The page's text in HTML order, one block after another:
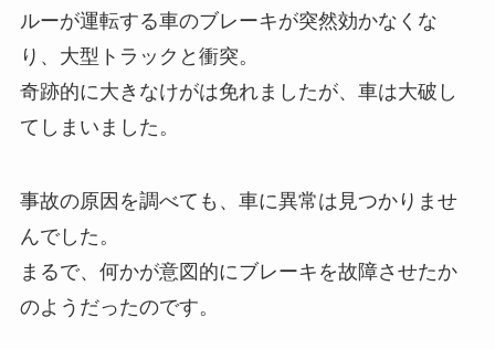
ルーが運転する車のブレーキが突然効かなくな
り、大型トラックと衝突。
奇跡的に大きなけがは免れましたが、車は大破し
てしまいました。
事故の原因を調べても、車に異常は見つかりませ
んでした。
まるで、何かが意図的にブレーキを故障させたか
のようだったのです。